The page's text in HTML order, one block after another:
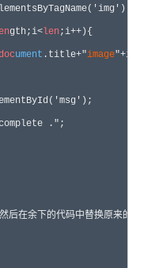
gth;i<len;i++){
ument .title+"image"+i;
complete .";
后在余下的代码中替换原来的